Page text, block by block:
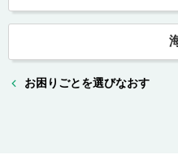
お困りごとを選びなおす